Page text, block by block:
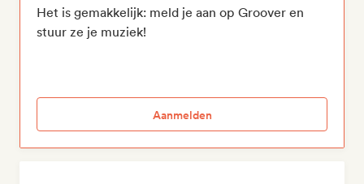
Het is gemakkelijk: meld je aan op Groover en
stuur ze je muziek!
Aanmelden